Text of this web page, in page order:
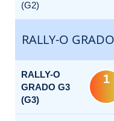
(G2)
RALLY-O
RALLY-O
GRADO G3
(G3)
1